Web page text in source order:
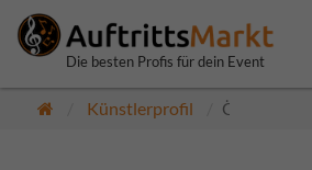
Die besten Profis für dein Event
Künstlerprofil Öffentlich